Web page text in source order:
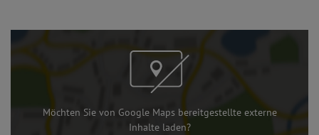
Möchten Sie von Google Maps bereitgestellte externe
Inhalte laden?